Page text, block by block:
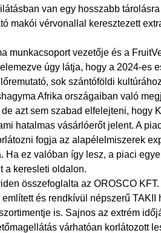
van egy hosszabb
makói vérvonallal keresztezett
munkacsoport vezetője és a
úgy látja, hogy a 2024-es
sok szántóföldi
Afrika országaiban való
azt sem szabad elfelejteni, hogy
hatalmas vásárlóerőt jelent. A
fogja az alapélelmiszerek
Ha ez valóban így lesz, a piaci
a keresleti oldalon.
összefoglalta az OROSCO
és rendkívül népszerű TAKII
is. Sajnos az extrém
várhatóan korlátozott